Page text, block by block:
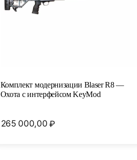
Комплект модернизации Blaser R8 —
Охота с интерфейсом KeyMod
265 000,00₽